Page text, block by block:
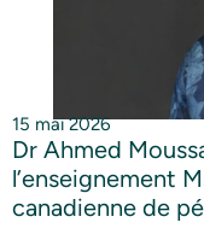
15 mai 2026
Dr Ahmed
l’enseignement
canadienne de